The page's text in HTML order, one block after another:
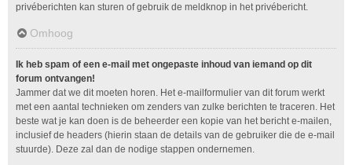
privéberichten kan sturen of gebruik de meldknop in het privébericht.
Omhoog
Ik heb spam of een e-mail met ongepaste inhoud van iemand op dit
forum ontvangen!
Jammer dat we dit moeten horen. Het e-mailformulier van dit forum werkt
met een aantal technieken om zenders van zulke berichten te traceren. Het
beste wat je kan doen is de beheerder een kopie van het bericht e-mailen,
inclusief de headers (hierin staan de details van de gebruiker die de e-mail
stuurde). Deze zal dan de nodige stappen ondernemen.